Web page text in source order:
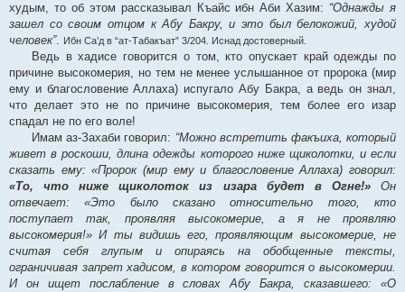
худым, то об этом рассказывал Къайс ибн Аби Хазим: “Однажды я
зашел со своим отцом к Абу Бакру, и это был белокожий, худой
человек”. Ибн Са’д в “ат-Табакъат” 3/204. Иснад достоверный.
Ведь в хадисе говорится о том, кто опускает край одежды по
причине высокомерия, но тем не менее услышанное от пророка (мир
ему и благословение Аллаха) испугало Абу Бакра, а ведь он знал,
что делает это не по причине высокомерия, тем более его изар
спадал не по его воле!
Имам аз-Захаби говорил: “Можно встретить факъиха, который
живет в роскоши, длина одежды которого ниже щиколотки, и если
сказать ему: «Пророк (мир ему и благословение Аллаха) говорил:
«То, что ниже щиколоток из изара будет в Огне!» Он
отвечает: «Это было сказано относительно того, кто
поступает так, проявляя высокомерие, а я не проявляю
высокомерия!» И ты видишь его, проявляющим высокомерие, не
считая себя глупым и опираясь на обобщенные тексты,
ограничивая запрет хадисом, в котором говорится о высокомерии.
И он ищет послабление в словах Абу Бакра, сказавшего: «О